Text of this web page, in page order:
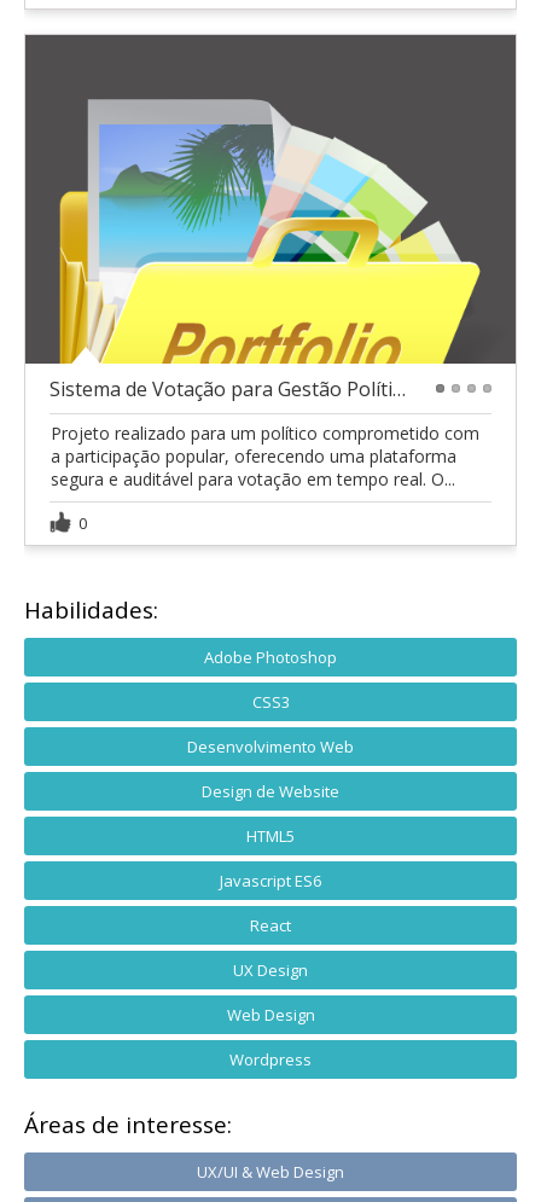
Sistema de Votação para Gestão Política
Projeto realizado para um político comprometido com
a participação popular, oferecendo uma plataforma
segura e auditável para votação em tempo real. O...
0
Habilidades:
Adobe Photoshop
CSS3
Desenvolvimento Web
Design de Website
HTML5
Javascript ES6
React
UX Design
Web Design
Wordpress
Áreas de interesse:
UX/UI & Web Design